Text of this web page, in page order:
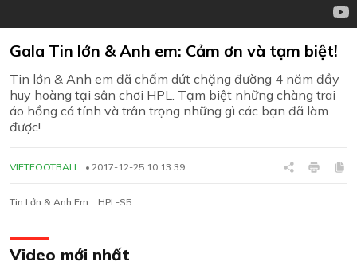
Gala Tin lớn & Anh em: Cảm ơn và tạm biệt!
Tin lớn & Anh em đã chấm dứt chặng đường 4 năm đầy
huy hoàng tại sân chơi HPL. Tạm biệt những chàng trai
áo hồng cá tính và trân trọng những gì các bạn đã làm
được!
VIETFOOTBALL 2017-12-25 10:13:39
Tin Lớn & Anh Em HPL-S5
Video mới nhất